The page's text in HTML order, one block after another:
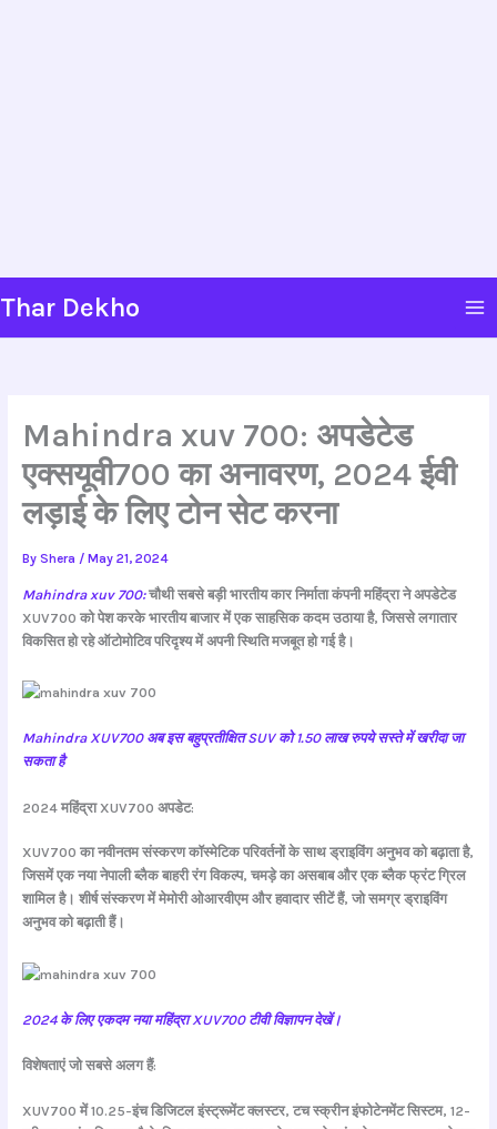
content
Thar Dekho
Mahindra xuv 700: अपडेटेड
एक्सयूवी700 का अनावरण, 2024 ईवी
लड़ाई के लिए टोन सेट करना
By Shera / May 21, 2024
Mahindra xuv 700: चौथी सबसे बड़ी भारतीय कार निर्माता कंपनी महिंद्रा ने अपडेटेड
XUV700 को पेश करके भारतीय बाजार में एक साहसिक कदम उठाया है, जिससे लगातार
विकसित हो रहे ऑटोमोटिव परिदृश्य में अपनी स्थिति मजबूत हो गई है।
Mahindra XUV700 अब इस बहुप्रतीक्षित SUV को 1.50 लाख रुपये सस्ते में खरीदा जा
सकता है
2024 महिंद्रा XUV700 अपडेट:
XUV700 का नवीनतम संस्करण कॉस्मेटिक परिवर्तनों के साथ ड्राइविंग अनुभव को बढ़ाता है,
जिसमें एक नया नेपाली ब्लैक बाहरी रंग विकल्प, चमड़े का असबाब और एक ब्लैक फ्रंट ग्रिल
शामिल है। शीर्ष संस्करण में मेमोरी ओआरवीएम और हवादार सीटें हैं, जो समग्र ड्राइविंग
अनुभव को बढ़ाती हैं।
2024 के लिए एकदम नया महिंद्रा XUV700 टीवी विज्ञापन देखें।
विशेषताएं जो सबसे अलग हैं:
XUV700 में 10.25-इंच डिजिटल इंस्ट्रूमेंट क्लस्टर, टच स्क्रीन इंफोटेनमेंट सिस्टम, 12-